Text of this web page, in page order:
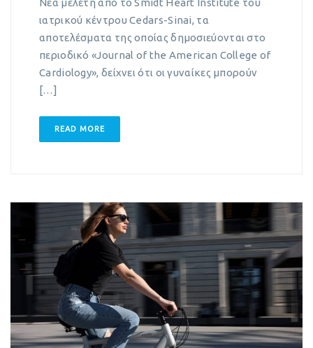
Νέα μελέτη από το Smidt Heart Institute του
ιατρικού κέντρου Cedars-Sinai, τα
αποτελέσματα της οποίας δημοσιεύονται στο
περιοδικό «Journal of the American College of
Cardiology», δείχνει ότι οι γυναίκες μπορούν
[…]
READ MORE